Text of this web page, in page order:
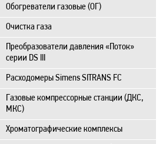
Обогреватели газовые (ОГ)
Очистка газа
Преобразователи давления «Поток»
серии DS III
Расходомеры Simens SITRANS FC
Газовые компрессорные станции (ДКС,
МКС)
Хроматографические комплексы